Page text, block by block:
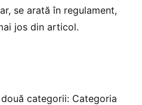
se arată în regulament,
jos din articol.
categorii: Categoria